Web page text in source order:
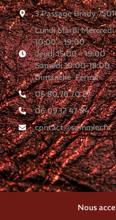
3 Passage Brady
Lundi Mardi Mercredi
10:00 - 19:00
Jeudi 15:00 - 19:00
Samedi 10:00-18:00
Dimanche Fermé
06 80 76 70 27
06 09 12 47 84
contact@sommier.fr
Nous